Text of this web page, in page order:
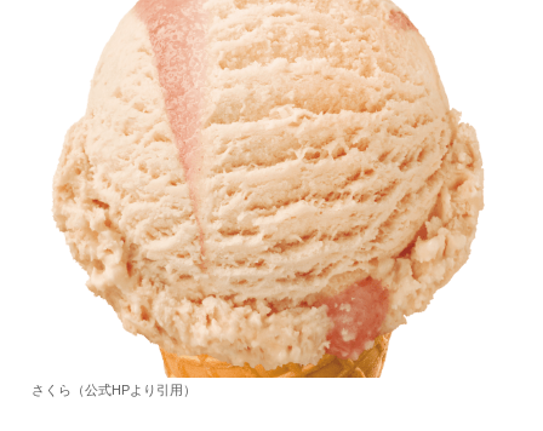
さくら（公式HPより引用）